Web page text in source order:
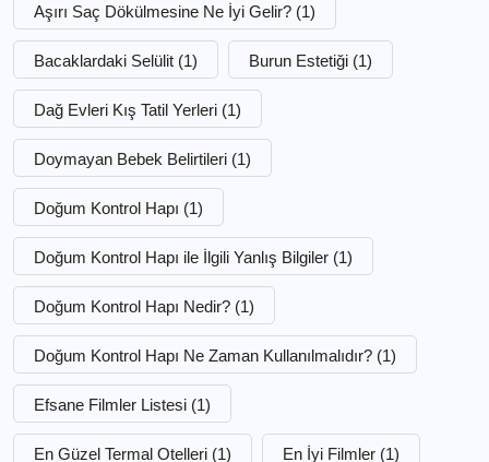
Aşırı Saç Dökülmesine Ne İyi Gelir? (1)
Bacaklardaki Selülit (1) Burun Estetiği (1)
Dağ Evleri Kış Tatil Yerleri (1)
Doymayan Bebek Belirtileri (1)
Doğum Kontrol Hapı (1)
Doğum Kontrol Hapı ile İlgili Yanlış Bilgiler (1)
Doğum Kontrol Hapı Nedir? (1)
Doğum Kontrol Hapı Ne Zaman Kullanılmalıdır? (1)
Efsane Filmler Listesi (1)
En Güzel Termal Otelleri (1) En İyi Filmler (1)